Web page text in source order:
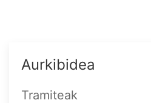
Aurkibidea
Tramiteak